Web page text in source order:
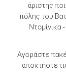
άριστης
πόλης του
Ντομίνικα
Αγοράστε
αποκτήστε